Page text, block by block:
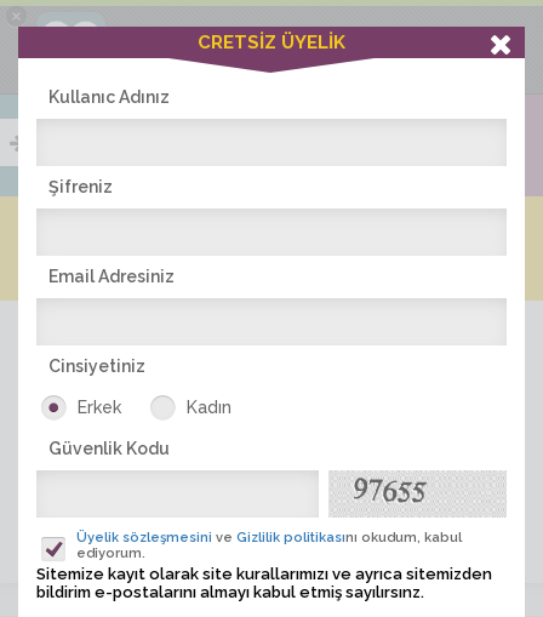
×
Ciddiask Uygulaması
+1 Hafta Gold Üyelik Kazan
Bedava - com.ciddi.ask
İNDİR
ÜYE ARA
CRETSİZ ÜYELİK
Kullanıc Adınız
Şifreniz
Email Adresiniz
Cinsiyetiniz
Erkek Kadın
Güvenlik Kodu
Üyelik sözleşmesini ve Gizlilik politikasını okudum, kabul
ediyorum.
Sitemize kayıt olarak site kurallarımızı ve ayrıca sitemizden
bildirim e-postalarını almayı kabul etmiş sayılırsınz.